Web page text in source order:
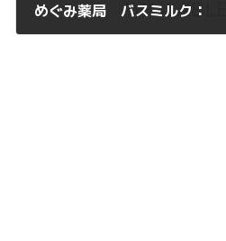
めぐみ薬局 バスミルク：